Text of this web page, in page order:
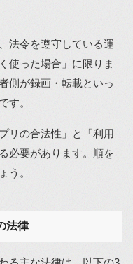
法令を遵守している運
使った場合」に限りま
側が録画・転載といっ
す。
リの合法性」と「利用
必要があります。順を
う。
法律